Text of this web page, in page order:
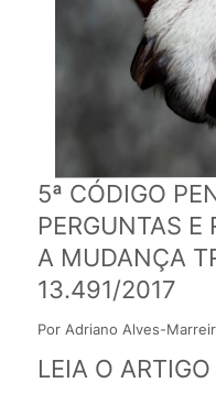
5ª CÓDIGO
PERGUNTAS E
A MUDANÇA
13.491/2017
Por Adriano Alves-
LEIA O ARTIGO